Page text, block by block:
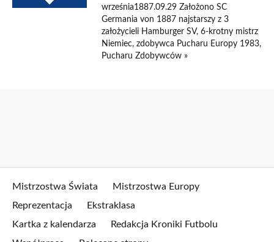
września1887.09.29 Założono SC
Germania von 1887 najstarszy z 3
założycieli Hamburger SV, 6-krotny mistrz
Niemiec, zdobywca Pucharu Europy 1983,
Pucharu Zdobywców »
Mistrzostwa Świata
Mistrzostwa Europy
Reprezentacja
Ekstraklasa
Kartka z kalendarza
Redakcja Kroniki Futbolu